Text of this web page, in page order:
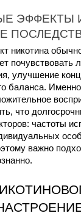
ЭФФЕКТЫ
никотина
почувствовать
улучшение
баланса.
что
частоты
важно